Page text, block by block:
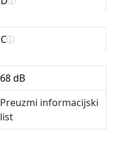
C
68 dB
Preuzmi informacijski
list